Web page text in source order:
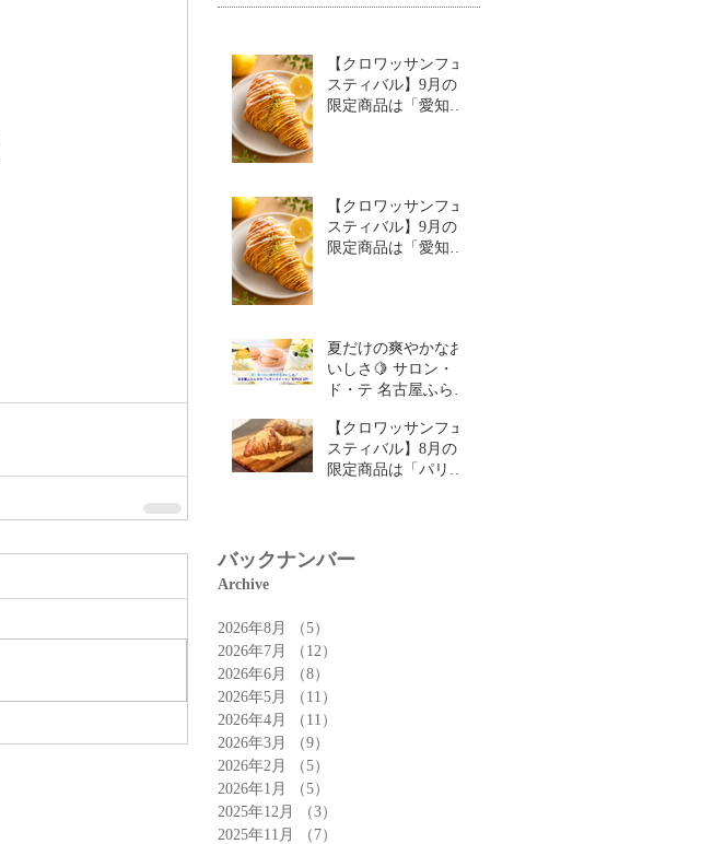
【クロワッサンフェ
スティバル】9月の
限定商品は「愛知牧
【クロワッサンフェ
スティバル】9月の
限定商品は「愛知牧
夏だけの爽やかなお
いしさ🍋 サロン・
ド・テ 名古屋ふらん
特集」
【クロワッサンフェ
スティバル】8月の
限定商品は「パリパ
バックナンバー
Archive
2026年8月 （5）
2026年7月
（12）
2026年6月
（8）
2026年5月
（11）
2026年4月
（11）
2026年3月
（9）
2026年2月
（5）
2026年1月
（5）
2025年12月
（3）
2025年11月
（7）